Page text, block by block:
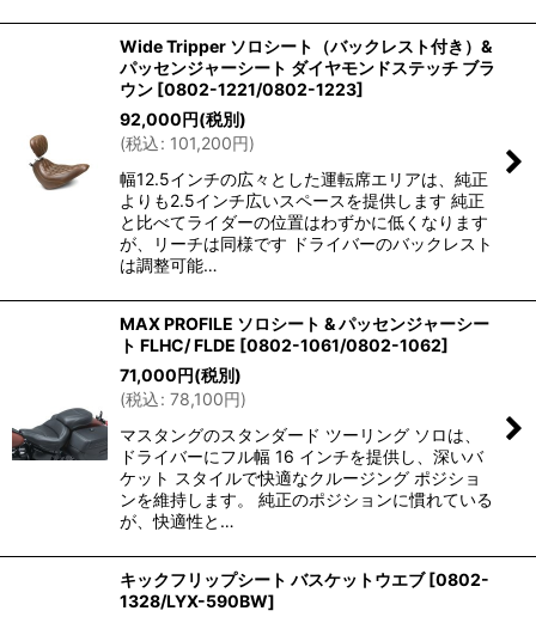
Wide Tripper ソロシート（バックレスト付き）&
パッセンジャーシート ダイヤモンドステッチ ブラ
ウン [0802-1221/0802-1223]
92,000円(税別)
(税込: 101,200円)
幅12.5インチの広々とした運転席エリアは、純正
よりも2.5インチ広いスペースを提供します 純正
と比べてライダーの位置はわずかに低くなります
が、リーチは同様です ドライバーのバックレスト
は調整可能…
MAX PROFILE ソロシート & パッセンジャーシー
ト FLHC/ FLDE [0802-1061/0802-1062]
71,000円(税別)
(税込: 78,100円)
マスタングのスタンダード ツーリング ソロは、
ドライバーにフル幅 16 インチを提供し、深いバ
ケット スタイルで快適なクルージング ポジショ
ンを維持します。 純正のポジションに慣れている
が、快適性と…
キックフリップシート バスケットウエブ[0802-
1328/LYX-590BW]